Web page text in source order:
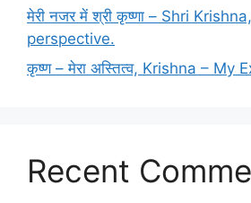
मेरी नजर में श्री कृष्णा – Shri
perspective.
कृष्ण – मेरा अस्तित्व, Krishna – My
Recent